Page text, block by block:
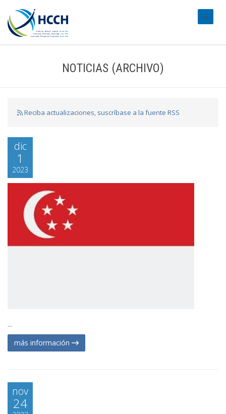
NOTICIAS (ARCHIVO)
Reciba actualizaciones, suscríbase a la fuente RSS
dic
1
2023
...
más información
nov
24